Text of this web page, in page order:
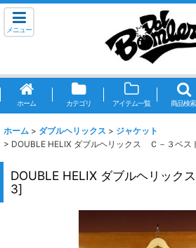
メニュー
ホーム カテゴリ アイテム一覧 商品検索
ホーム > ダブルヘリックス > ジャケット
> DOUBLE HELIX ダブルヘリックス Ｃ－３ベス
DOUBLE HELIX ダブルヘリック
3]